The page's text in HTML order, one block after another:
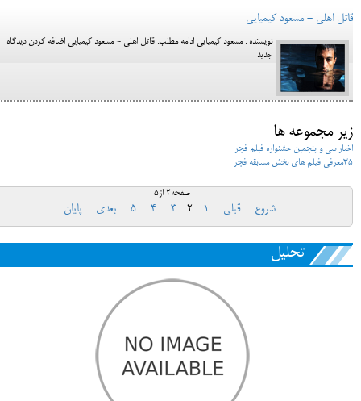
قاتل اهلی - مسعود کیمیایی
نویسنده : مسعود کیمیایی ادامه مطلب: قاتل اهلی - مسعود کیمیایی اضافه کردن دیدگاه
جدید
زیر مجموعه ها
اخبار سی و پنجمین جشنواره فیلم فجر
35معرفی فیلم های بخش مسابقه فجر
صفحه2 از5
شروع قبلی 1
2
3
4
5 بعدی پایان
تحلیل